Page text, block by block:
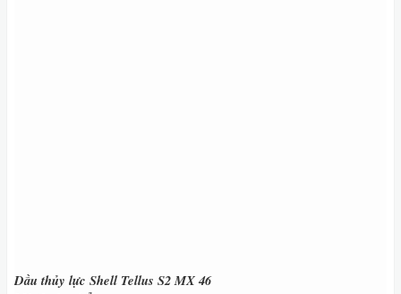
Dầu thủy lực Shell Tellus S2 MX 46